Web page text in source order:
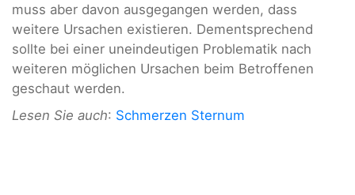
muss aber davon ausgegangen werden, dass
weitere Ursachen existieren. Dementsprechend
sollte bei einer uneindeutigen Problematik nach
weiteren möglichen Ursachen beim Betroffenen
geschaut werden.
Lesen Sie auch: Schmerzen Sternum